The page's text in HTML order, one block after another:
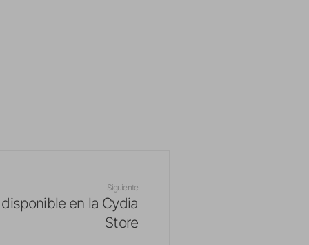
Siguiente
en la Cydia
Store